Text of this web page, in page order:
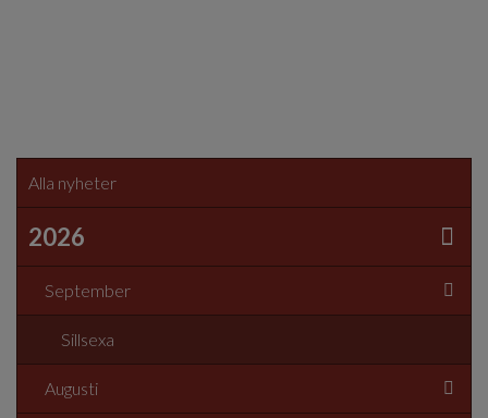
Alla nyheter
2026
September
Sillsexa
Augusti